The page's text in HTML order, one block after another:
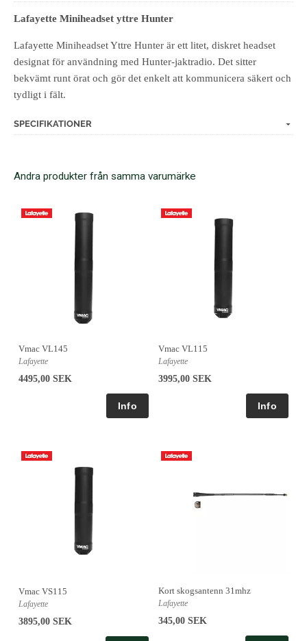
Lafayette Miniheadset yttre Hunter
Lafayette Miniheadset Yttre Hunter är ett litet, diskret headset
designat för användning med Hunter-jaktradio. Det sitter
bekvämt runt örat och gör det enkelt att kommunicera säkert och
tydligt i fält.
SPECIFIKATIONER
Andra produkter från samma varumärke
Vmac VL145
Lafayette
4495,00 SEK
Vmac VL115
Lafayette
3995,00 SEK
Vmac VS115
Lafayette
3895,00 SEK
Kort skogsantenn 31mhz
Lafayette
345,00 SEK